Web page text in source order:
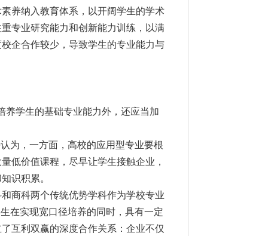
养纳入教育体系，以开阔学生的学术
专业研究能力和创新能力训练，以满
企合作较少，导致学生的专业能力与
养学生的基础专业能力外，还应当加
为，一方面，高校的应用型专业要根
低价值课程，尽早让学生接触企业，
识积累。
商科两个传统优势学科作为学校专业
在实现宽口径培养的同时，具有一定
互利双赢的深度合作关系：企业不仅